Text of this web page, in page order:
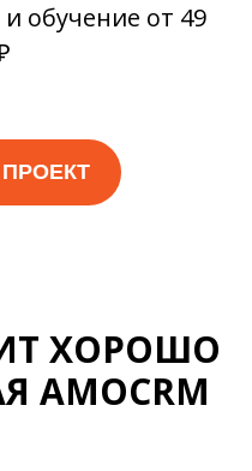
обучение от 49
ХОРОШО
AMOCRM